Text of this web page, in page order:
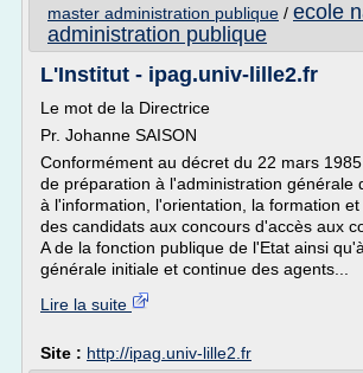
master administration publique / ecole
administration publique
L'Institut - ipag.univ-lille2.fr
Le mot de la Directrice
Pr. Johanne SAISON
Conformément au décret du 22 mars
de préparation à l'administration générale
à l'information, l'orientation, la formation
des candidats aux concours d'accès aux
A de la fonction publique de l'Etat ainsi
générale initiale et continue des agents...
Lire la suite
Site : http://ipag.univ-lille2.fr